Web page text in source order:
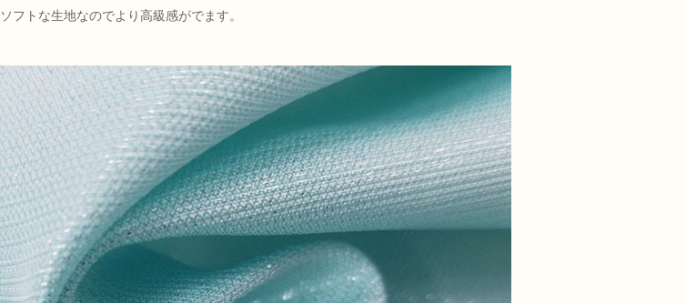
フトな生地なのでより高級感がでます。